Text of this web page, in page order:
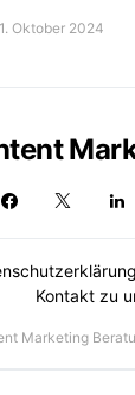
1. Oktober 2024
Kontakt zu
Marketing